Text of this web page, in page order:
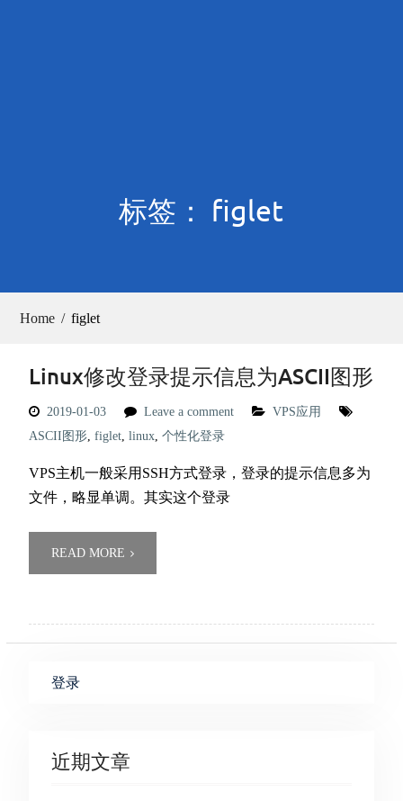
标签： figlet
Home figlet
Linux修改登录提示信息为ASCII图形
2019-01-03 Leave a comment
VPS应用
ASCII图形, figlet, linux, 个性化登录
VPS主机一般采用SSH方式登录，登录的提示信息多为
文件，略显单调。其实这个登录
READ MORE
登录
近期文章